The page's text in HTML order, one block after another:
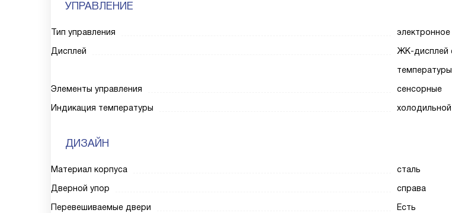
УПРАВЛЕНИЕ
Тип управления
электронное
Дисплей
ЖК-дисплей
Элементы управления
сенсорные
Индикация температуры
ДИЗАЙН
Материал корпуса
сталь
Дверной упор
справа
Перевешиваемые двери
Есть